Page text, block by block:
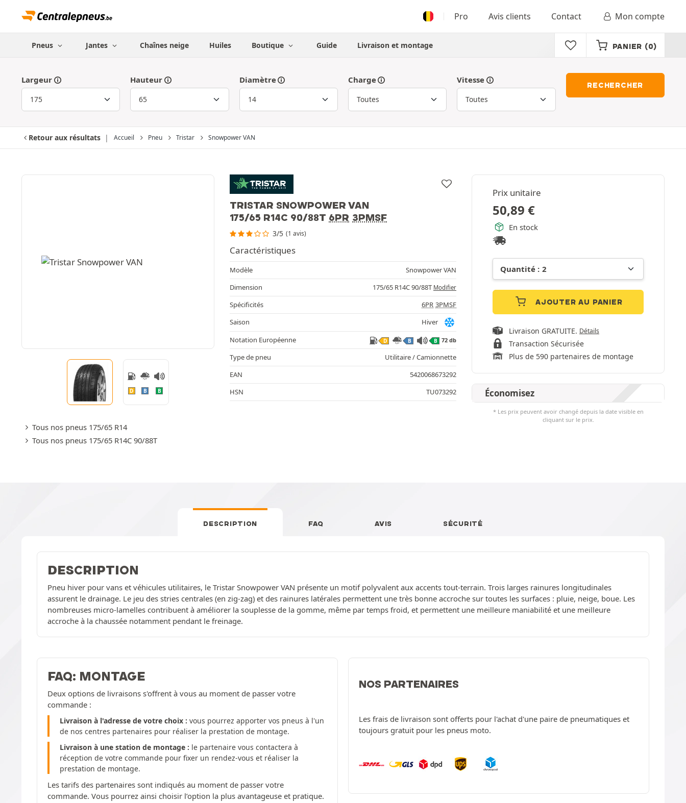
Pro Avis clients Contact Mon compte
Pneus Jantes Chaînes neige Huiles Boutique Guide Livraison et montage PANIER (0)
Largeur Hauteur Diamètre Charge Vitesse
RECHERCHER
Retour aux résultats Accueil Pneu Tristar Snowpower VAN
TRISTAR SNOWPOWER VAN
175/65 R14C 90/88T 6PR 3PMSF
3/5 (1 avis)
D B B
Tous nos pneus 175/65 R14
Tous nos pneus 175/65 R14C 90/88T
Prix unitaire
50,89 €
En stock
AJOUTER AU PANIER
Livraison GRATUITE. Détails
Transaction Sécurisée
Plus de 590 partenaires de montage
Économisez
* Les prix peuvent avoir changé depuis la date visible en
cliquant sur le prix.
Caractéristiques
Modèle
Snowpower VAN
Dimension
175/65 R14C 90/88T Modifier
Spécificités 6PR 3PMSF
Saison
Hiver
Notation Européenne
D B B 72 db
Type de pneu
Utilitaire / Camionnette
EAN
5420068673292
HSN
TU073292
DESCRIPTION FAQ AVIS SÉCURITÉ
DESCRIPTION
Pneu hiver pour vans et véhicules utilitaires, le Tristar Snowpower VAN présente un motif polyvalent aux accents tout-terrain. Trois larges rainures longitudinales
assurent le drainage. Le jeu des stries centrales (en zig-zag) et des rainures latérales permettent une très bonne accroche sur toutes les surfaces : pluie, neige, boue. Les
nombreuses micro-lamelles contribuent à améliorer la souplesse de la gomme, même par temps froid, et permettent une meilleure maniabilité et une meilleure
accroche à la chaussée notamment pendant le freinage.
FAQ: MONTAGE
Deux options de livraisons s'offrent à vous au moment de passer votre
commande :
Livraison à l'adresse de votre choix : vous pourrez apporter vos pneus à l'un
de nos centres partenaires pour réaliser la prestation de montage.
Livraison à une station de montage : le partenaire vous contactera à
réception de votre commande pour fixer un rendez-vous et réaliser la
prestation de montage.
Les tarifs des partenaires sont indiqués au moment de passer votre
commande. Vous pourrez ainsi choisir l’option la plus avantageuse et pratique.
NOS PARTENAIRES
Les frais de livraison sont offerts pour l'achat d'une paire de pneumatiques et
toujours gratuit pour les pneus moto.